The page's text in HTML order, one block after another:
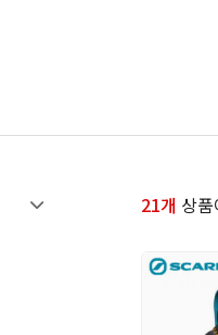
하강기/빌레이
21개 상